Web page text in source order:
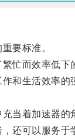
要标准。
忙而效率低下
和生活效率的
当着加速器的
可以服务于